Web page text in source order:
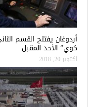
أردوغان يفتتح القسم
كوي” الأحد المقبل
أكتوبر 20, 2018